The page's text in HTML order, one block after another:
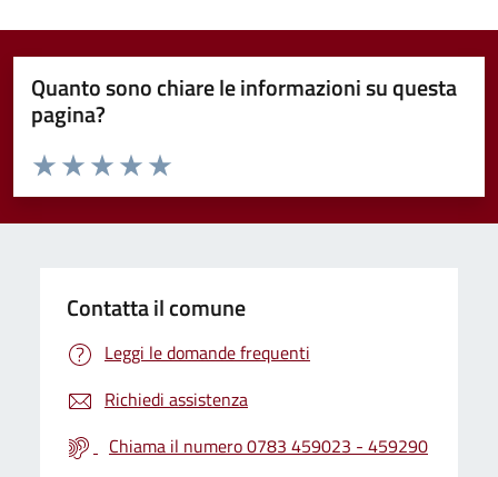
Quanto sono chiare le informazioni su questa
pagina?
Valuta da 1 a 5 stelle la pagina
Valuta 5 stelle su 5
Valuta 4 stelle su 5
Valuta 3 stelle su 5
Valuta 2 stelle su 5
Valuta 1 stelle su 5
Contatta il comune
Leggi le domande frequenti
Richiedi assistenza
Chiama il numero 0783 459023 - 459290